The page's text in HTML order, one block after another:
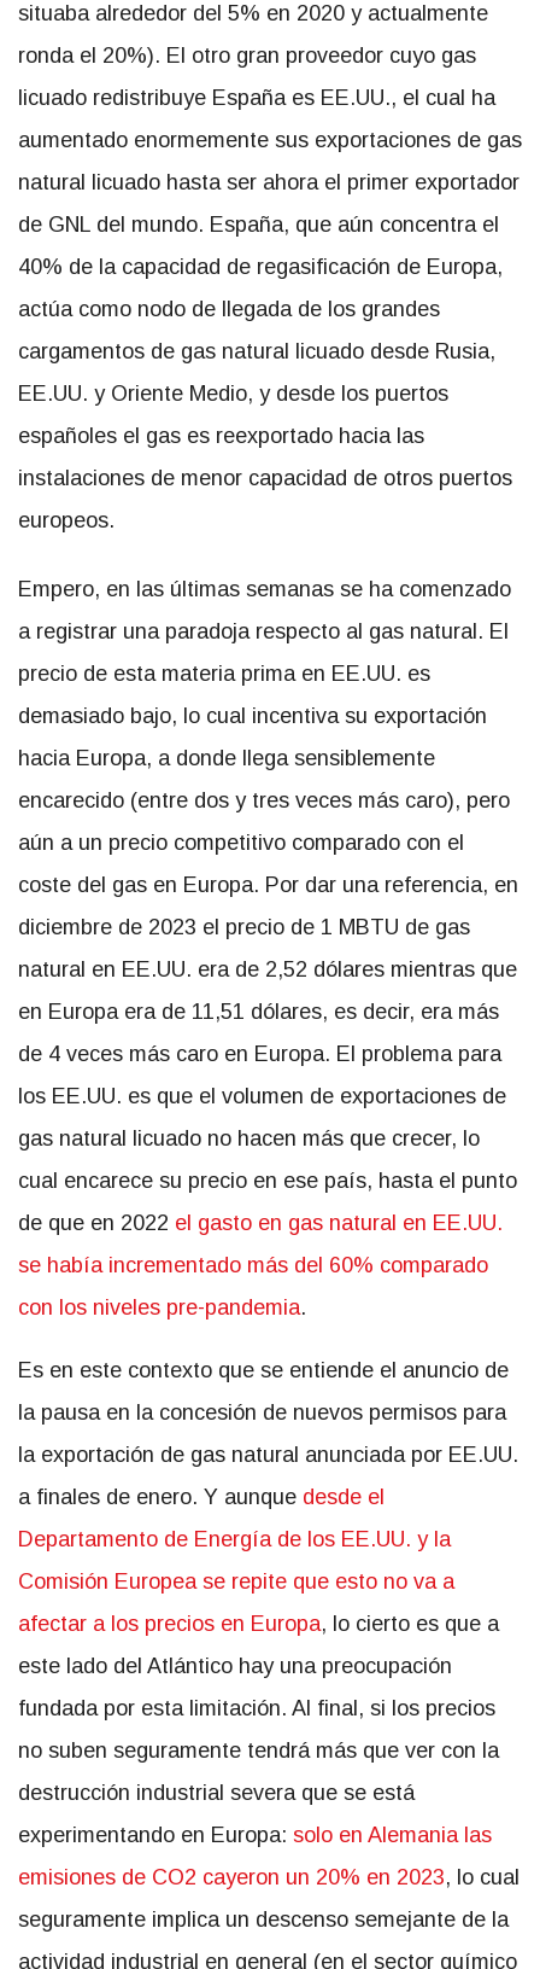
situaba alrededor del 5% en 2020 y actualmente
ronda el 20%). El otro gran proveedor cuyo gas
licuado redistribuye España es EE.UU., el cual ha
aumentado enormemente sus exportaciones de gas
natural licuado hasta ser ahora el primer exportador
de GNL del mundo. España, que aún concentra el
40% de la capacidad de regasificación de Europa,
actúa como nodo de llegada de los grandes
cargamentos de gas natural licuado desde Rusia,
EE.UU. y Oriente Medio, y desde los puertos
españoles el gas es reexportado hacia las
instalaciones de menor capacidad de otros puertos
europeos.
Empero, en las últimas semanas se ha comenzado
a registrar una paradoja respecto al gas natural. El
precio de esta materia prima en EE.UU. es
demasiado bajo, lo cual incentiva su exportación
hacia Europa, a donde llega sensiblemente
encarecido (entre dos y tres veces más caro), pero
aún a un precio competitivo comparado con el
coste del gas en Europa. Por dar una referencia, en
diciembre de 2023 el precio de 1 MBTU de gas
natural en EE.UU. era de 2,52 dólares mientras que
en Europa era de 11,51 dólares, es decir, era más
de 4 veces más caro en Europa. El problema para
los EE.UU. es que el volumen de exportaciones de
gas natural licuado no hacen más que crecer, lo
cual encarece su precio en ese país, hasta el punto
de que en 2022 el gasto en gas natural en EE.UU.
se había incrementado más del 60% comparado
con los niveles pre-pandemia.
Es en este contexto que se entiende el anuncio de
la pausa en la concesión de nuevos permisos para
la exportación de gas natural anunciada por EE.UU.
a finales de enero. Y aunque desde el
Departamento de Energía de los EE.UU. y la
Comisión Europea se repite que esto no va a
afectar a los precios en Europa, lo cierto es que a
este lado del Atlántico hay una preocupación
fundada por esta limitación. Al final, si los precios
no suben seguramente tendrá más que ver con la
destrucción industrial severa que se está
experimentando en Europa: solo en Alemania las
emisiones de CO2 cayeron un 20% en 2023, lo cual
seguramente implica un descenso semejante de la
actividad industrial en general (en el sector químico